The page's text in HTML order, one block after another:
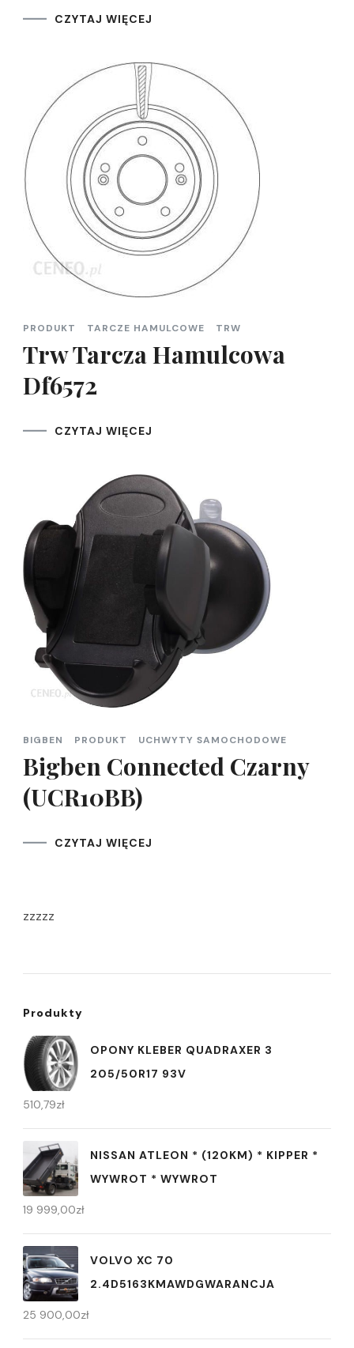
CZYTAJ WIĘCEJ
PRODUKT TARCZE HAMULCOWE TRW
Trw Tarcza Hamulcowa
Df6572
CZYTAJ WIĘCEJ
BIGBEN PRODUKT UCHWYTY SAMOCHODOWE
Bigben Connected Czarny
(UCR10BB)
CZYTAJ WIĘCEJ
zzzzz
Produkty
OPONY KLEBER QUADRAXER 3
205/50R17 93V
510,79zł
NISSAN ATLEON * (120KM) * KIPPER *
WYWROT * WYWROT
19 999,00zł
VOLVO XC 70
2.4D5163KMAWDGWARANCJA
25 900,00zł